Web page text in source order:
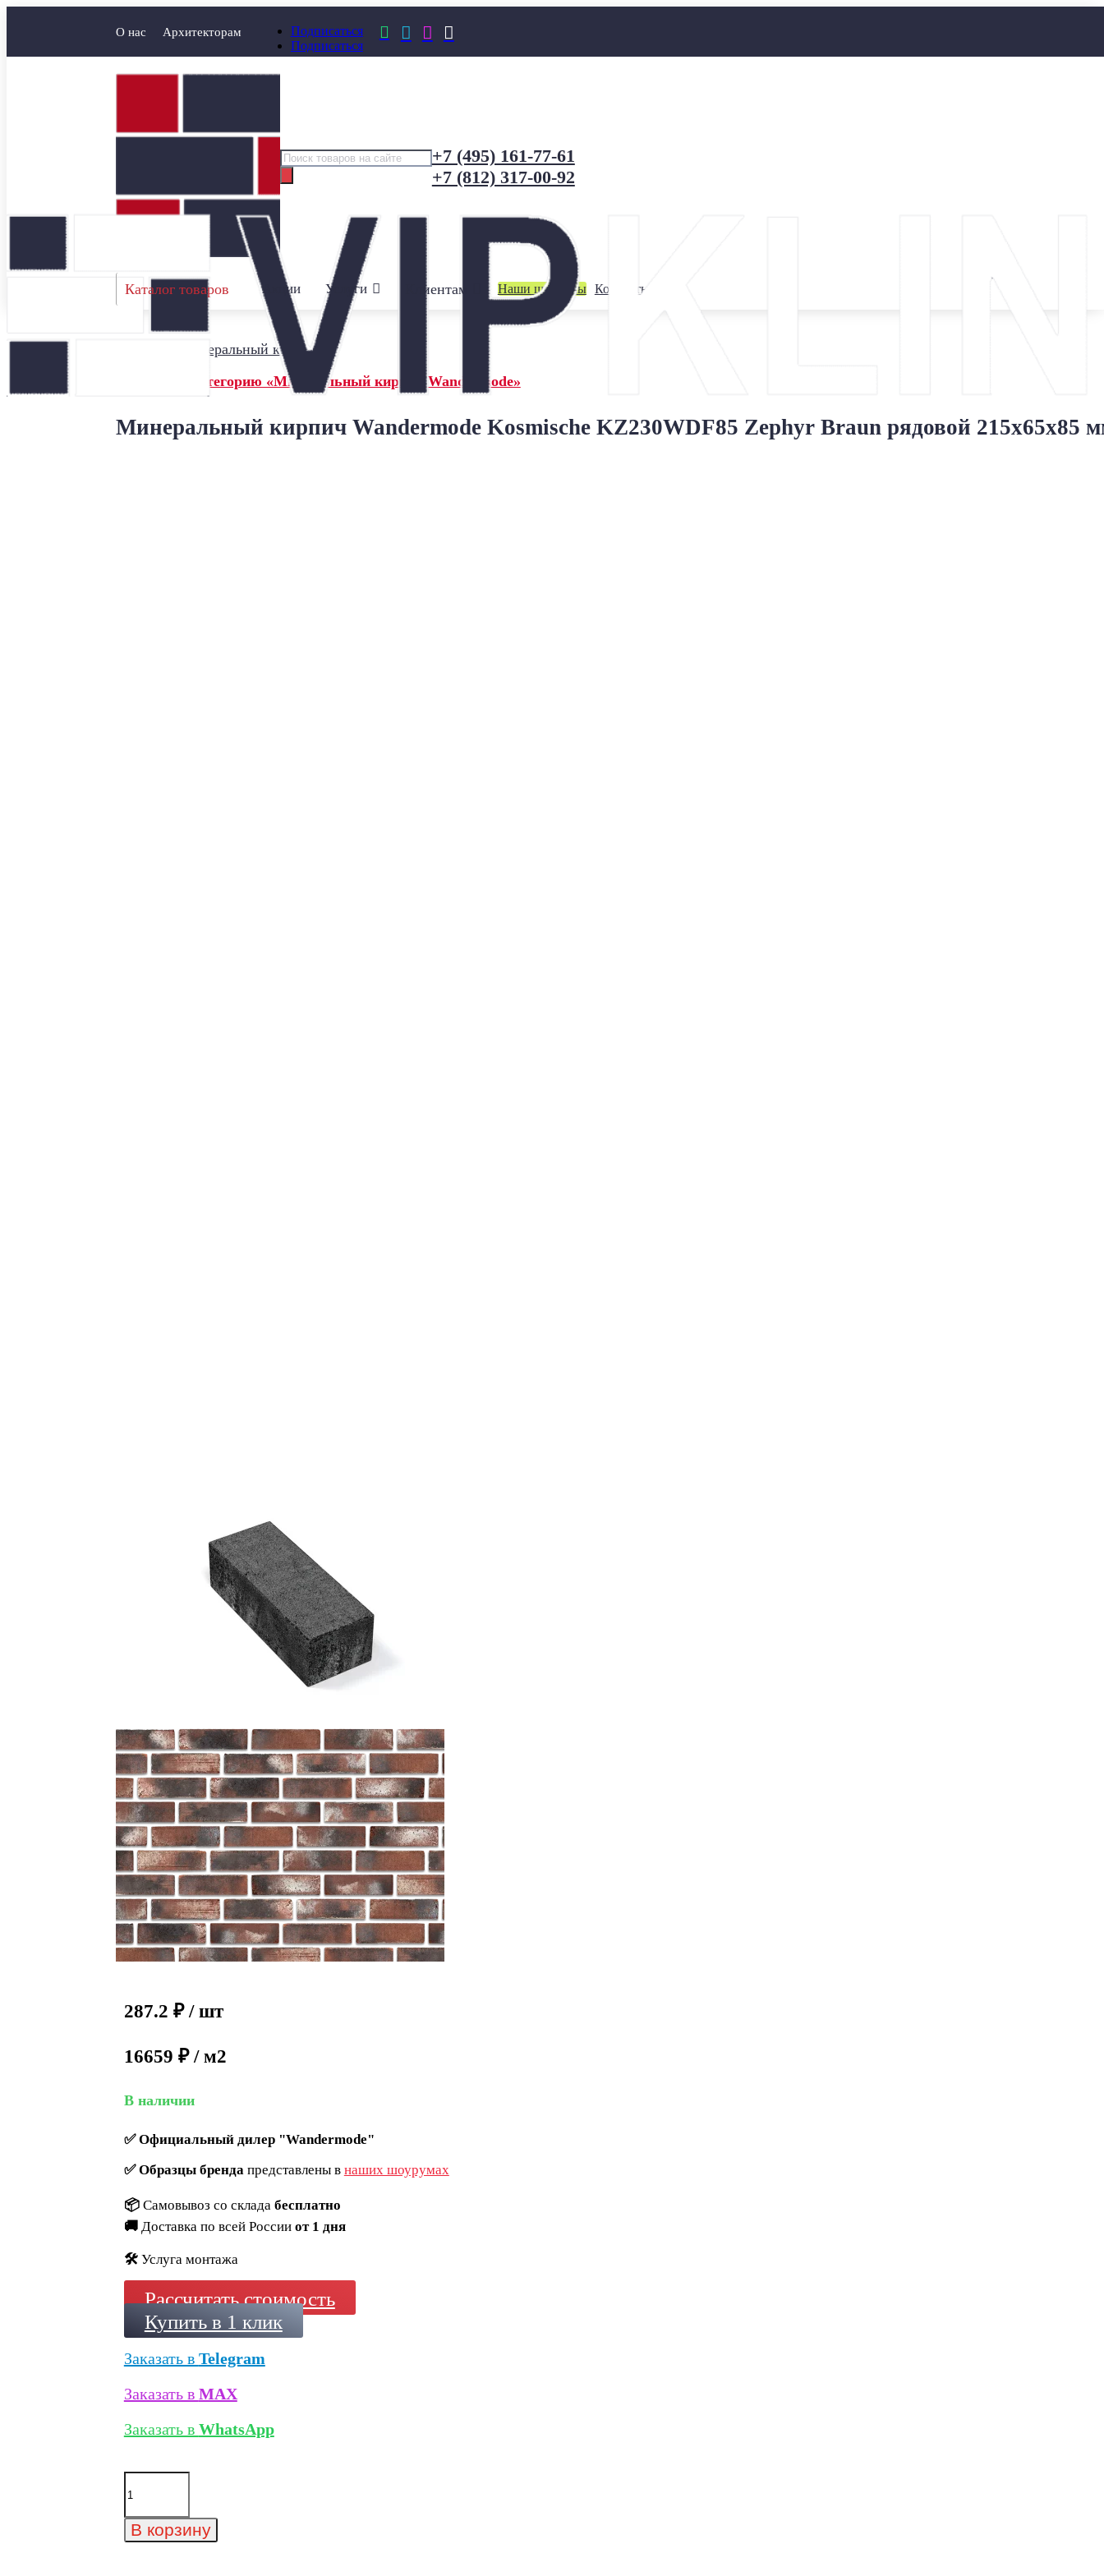
О нас Архитекторам
Подписаться
Подписаться
   
Поиск
товаров
+7 (495) 161-77-61
+7 (812) 317-00-92
Каталог товаров Акции Услуги Клиентам Наши шоурумы Контакты
Минеральный кирпич
← Назад в категорию «Минеральный кирпич Wandermode»
Минеральный кирпич Wandermode Kosmische KZ230WDF85 Zephyr Braun рядовой 215x65x85
287.2 ₽ / шт
16659 ₽ / м2
В наличии
✅Официальный дилер "Wandermode"
✅Образцы брендапредставлены в наших шоурумах
📦 Самовывоз со склада бесплатно
🚚 Доставка по всей России от 1 дня
🛠️ Услуга монтажа
Рассчитать стоимость
Купить в 1 клик
Заказать в Telegram
Заказать в MAX
Заказать в WhatsApp
Количество
товара
кирпич
Wandermode
В корзину